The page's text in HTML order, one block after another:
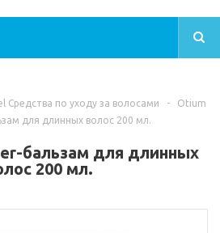
Средства по уходу за волосами -
Otium
для длинных волос 200 мл.
бальзам для длинных
200 мл.